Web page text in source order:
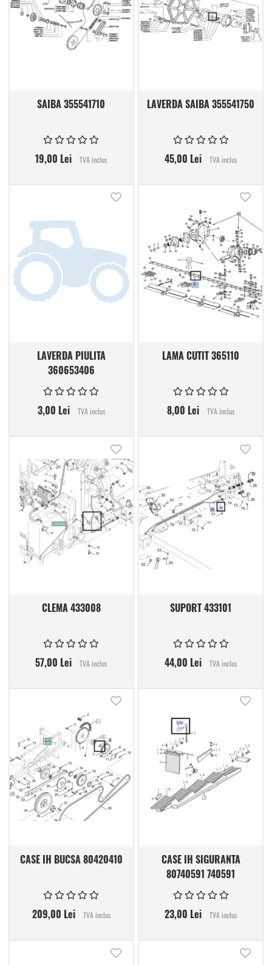
SAIBA 355541710
19,00 Lei TVA inclus
LAVERDA SAIBA 355541750
45,00 Lei TVA inclus
LAVERDA PIULITA
360653406
3,00 Lei TVA inclus
LAMA CUTIT 365110
8,00 Lei TVA inclus
CLEMA 433008
57,00 Lei TVA inclus
SUPORT 433101
44,00 Lei TVA inclus
CASE IH BUCSA 80420410
209,00 Lei TVA inclus
CASE IH SIGURANTA
80740591 740591
23,00 Lei TVA inclus